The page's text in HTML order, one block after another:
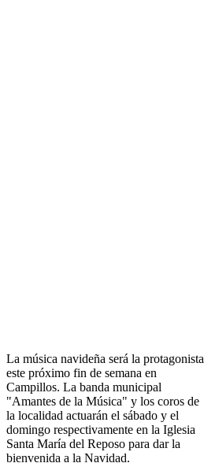
La música navideña será la protagonista
este próximo fin de semana en
Campillos. La banda municipal
"Amantes de la Música" y los coros de
la localidad actuarán el sábado y el
domingo respectivamente en la Iglesia
Santa María del Reposo para dar la
bienvenida a la Navidad.